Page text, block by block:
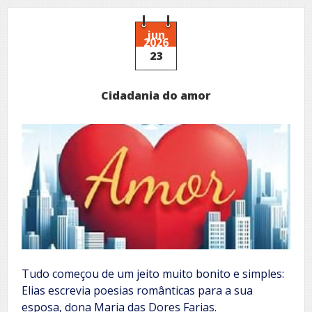
espelho:
Como
Deus
nos
jun
2026
23
Cidadania do amor
Tudo começou de um jeito muito bonito e simples:
Elias escrevia poesias românticas para a sua
esposa, dona Maria das Dores Farias.